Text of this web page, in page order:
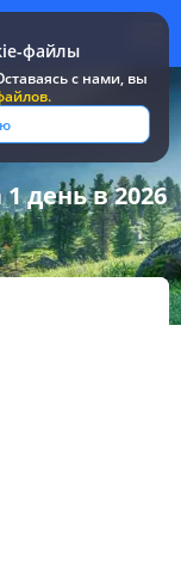
файлы
c нами, вы
на 1 день
день в 2026